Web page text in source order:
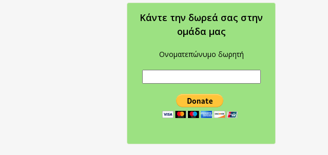
Κάντε την δωρεά σας στην
oμάδα μας
Ονοματεπώνυμο δωρητή